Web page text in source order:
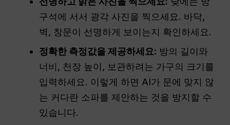
구석에 서서 광각 사진을 찍으세요. 바닥,
벽, 창문이 선명하게 보이는지 확인하세요.
정확한 측정값을 제공하세요: 방의 길이와
너비, 천장 높이, 보관하려는 가구의 크기를
입력하세요. 이렇게 하면 AI가 문에 맞지 않
는 커다란 소파를 제안하는 것을 방지할 수
있습니다.